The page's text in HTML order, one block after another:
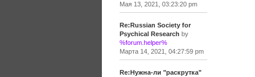
Мая 13, 2021, 03:23:20 pm
Re:Russian Society for
Psychical Research by
%forum.helper%
Марта 14, 2021, 04:27:59 pm
Re:Нужна-ли "раскрутка"